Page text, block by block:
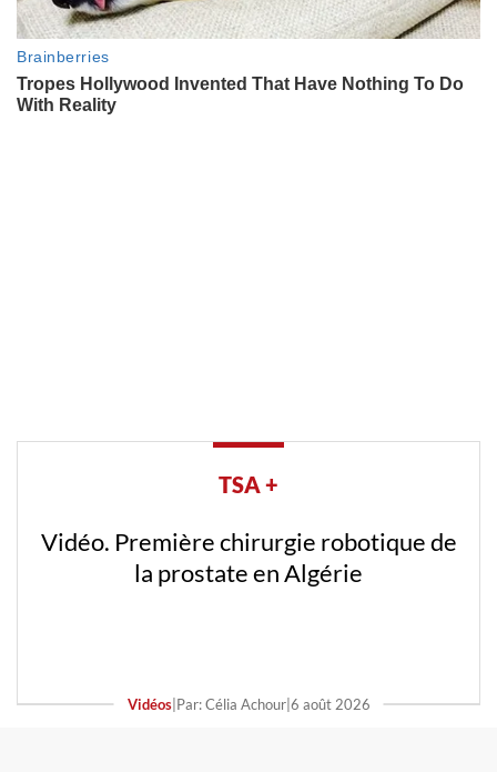
TSA +
Vidéo. Première chirurgie robotique de
la prostate en Algérie
Vidéos| Par: Célia Achour| 6 août 2026